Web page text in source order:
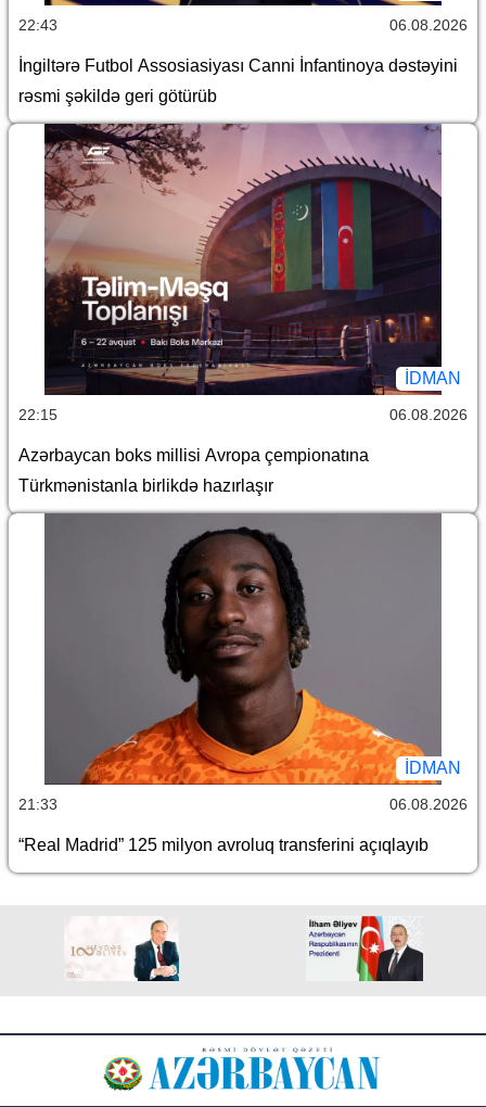
22:43 06.08.2026
İngiltərə Futbol Assosiasiyası Canni İnfantinoya dəstəyini
rəsmi şəkildə geri götürüb
İDMAN
22:15 06.08.2026
Azərbaycan boks millisi Avropa çempionatına
Türkmənistanla birlikdə hazırlaşır
İDMAN
21:33 06.08.2026
“Real Madrid” 125 milyon avroluq transferini açıqlayıb